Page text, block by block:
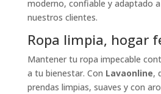
moderno, confiable y adaptado
nuestros clientes.
Ropa limpia, hogar
Mantener tu ropa impecable
a tu bienestar. Con Lavaonline,
prendas limpias, suaves y con